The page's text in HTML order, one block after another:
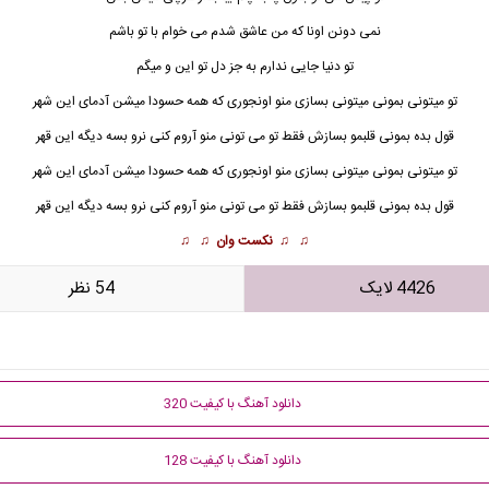
نمی دونن اونا که من عاشق شدم می خوام با تو باشم
تو دنیا جایی ندارم به جز دل تو این و میگم
تو میتونی بمونی میتونی بسازی منو اونجوری که همه حسودا میشن آدمای این شهر
قول بده بمونی قلبمو بسازش فقط تو می تونی منو آروم کنی نرو بسه دیگه این قهر
تو میتونی بمونی میتونی بسازی منو اونجوری که همه حسودا میشن آدمای این شهر
قول بده بمونی قلبمو بسازش فقط تو می تونی منو آروم کنی نرو بسه دیگه این قهر
♫ ♫ نکست وان ♫ ♫
4426 لایک 54 نظر
دانلود آهنگ با کیفیت 320
دانلود آهنگ با کیفیت 128